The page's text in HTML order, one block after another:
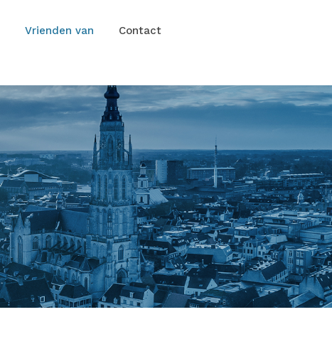
Vrienden van Contact